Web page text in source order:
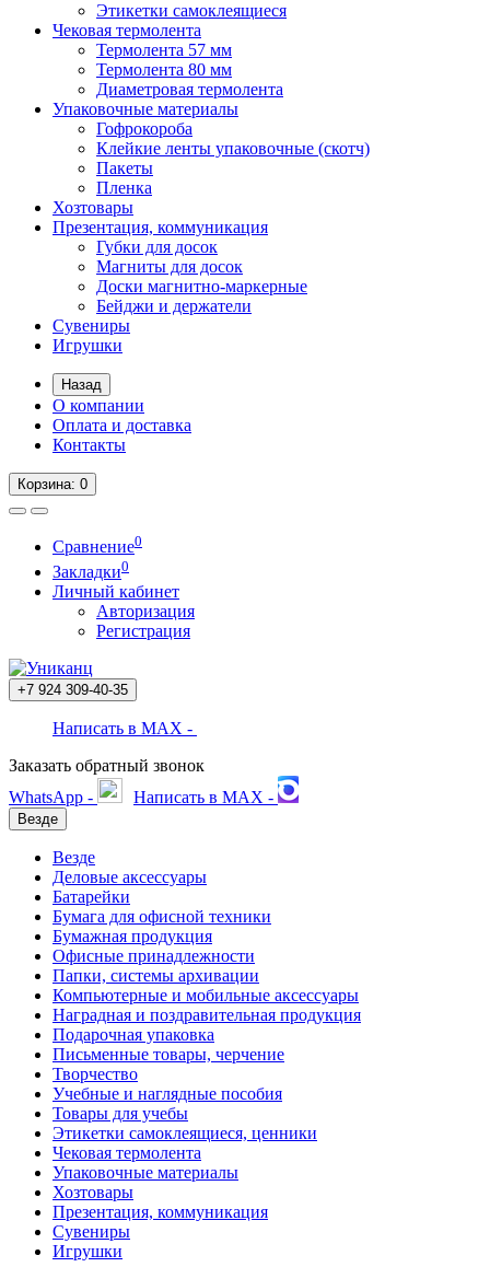
Этикетки самоклеящиеся
Чековая термолента
Термолента 57 мм
Термолента 80 мм
Диаметровая термолента
Упаковочные материалы
Гофрокороба
Клейкие ленты упаковочные (скотч)
Пакеты
Пленка
Хозтовары
Презентация, коммуникация
Губки для досок
Магниты для досок
Доски магнитно-маркерные
Бейджи и держатели
Сувениры
Игрушки
Назад
О компании
Оплата и доставка
Контакты
Корзина: 0
Сравнение0
Закладки0
Личный кабинет
Авторизация
Регистрация
+7 924 309-40-35
Написать в MAX -
Заказать обратный звонок
WhatsApp -
Написать в MAX -
Везде
Везде
Деловые аксессуары
Батарейки
Бумага для офисной техники
Бумажная продукция
Офисные принадлежности
Папки, системы архивации
Компьютерные и мобильные аксессуары
Наградная и поздравительная продукция
Подарочная упаковка
Письменные товары, черчение
Творчество
Учебные и наглядные пособия
Товары для учебы
Этикетки самоклеящиеся, ценники
Чековая термолента
Упаковочные материалы
Хозтовары
Презентация, коммуникация
Сувениры
Игрушки